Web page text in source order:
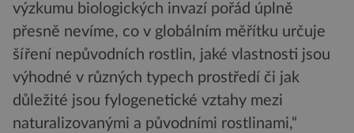
výzkumu biologických invazí pořád úplně
přesně nevíme, co v globálním měřítku určuje
šíření nepůvodních rostlin, jaké vlastnosti jsou
výhodné v různých typech prostředí či jak
důležité jsou fylogenetické vztahy mezi
naturalizovanými a původními rostlinami,“